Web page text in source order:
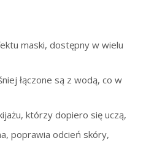
maski, dostępny w wielu
łączone są z wodą, co w
którzy dopiero się uczą,
poprawia odcień skóry,